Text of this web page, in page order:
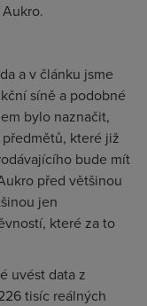
a v článku jsme
síně a podobné
bylo naznačit,
které již
bude mít
před většinou
jen
které za to
uvést data z
tisíc reálných